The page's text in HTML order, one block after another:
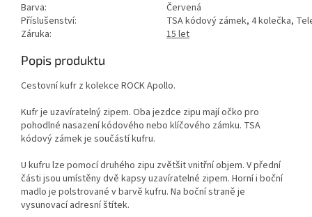
Barva:
Červená
Příslušenství:
TSA kódový zámek, 4 kolečka,
Záruka:
15 let
Popis produktu
Cestovní kufr z kolekce ROCK Apollo.
Kufr je uzavíratelný zipem. Oba jezdce zipu mají očko pro
pohodlné nasazení kódového nebo klíčového zámku. TSA
kódový zámek je součástí kufru.
U kufru lze pomocí druhého zipu zvětšit vnitřní objem. V přední
části jsou umístěny dvě kapsy uzavíratelné zipem. Horní i boční
madlo je polstrované v barvě kufru. Na boční straně je
vysunovací adresní štítek.